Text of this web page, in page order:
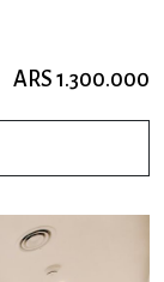
ARS 1.300.000